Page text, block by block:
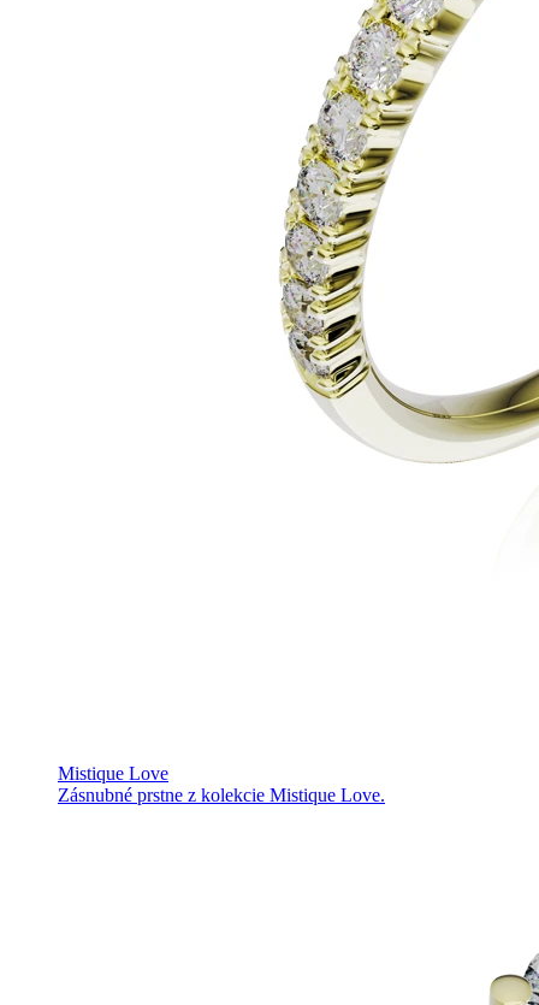
Mistique Love
Zásnubné prstne z kolekcie Mistique Love.